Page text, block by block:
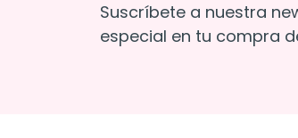
Suscríbete a nuestra
especial en tu compra